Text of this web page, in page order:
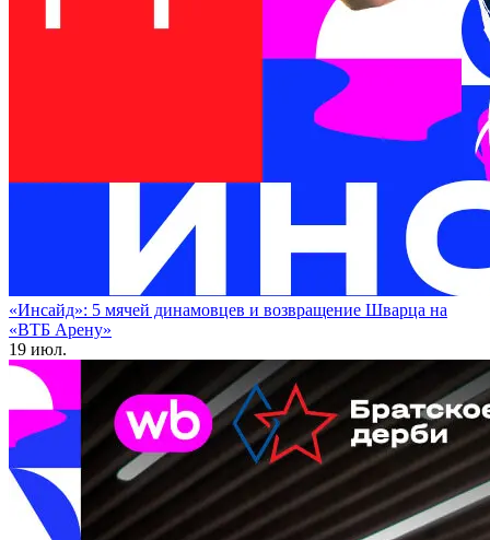
«Инсайд»: 5 мячей динамовцев и возвращение Шварца на
«ВТБ Арену»
19 июл.